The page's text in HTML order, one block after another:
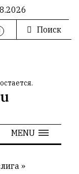
Поиск
MENU
»